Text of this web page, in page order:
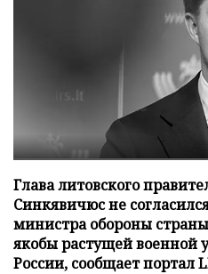
Глава литовского
Синкявичюс не
министра обороны
якобы растущей военной
России, сообщает портал